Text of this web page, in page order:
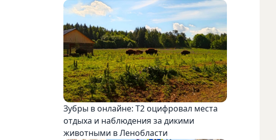
Зубры в онлайне: Т2 оцифровал места
отдыха и наблюдения за дикими
животными в Ленобласти